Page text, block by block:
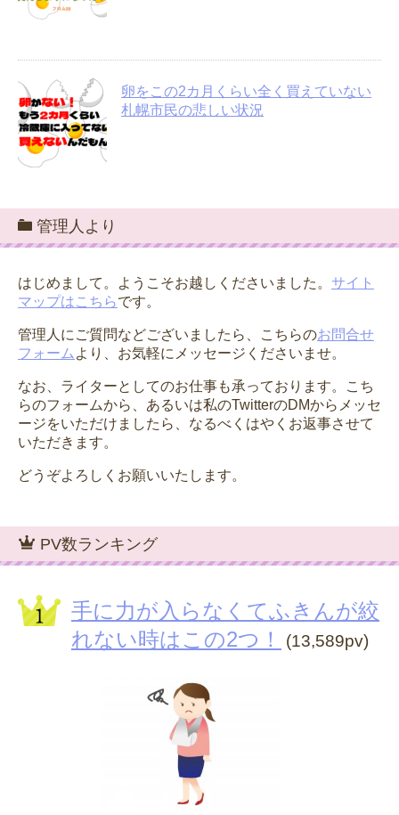
卵をこの2カ月くらい全く買えていない
札幌市民の悲しい状況
管理人より
はじめまして。ようこそお越しくださいました。 サイト
マップはこちらです。
管理人にご質問などございましたら、こちらのお問合せ
フォーム より、お気軽にメッセージくださいませ。
なお、ライターとしてのお仕事も承っております。こち
らのフォームから、あるいは私のTwitterのDMからメッセ
ージをいただけましたら、なるべくはやくお返事させて
いただきます。
どうぞよろしくお願いいたします。
PV数ランキング
手に力が入らなくてふきんが絞
れない時はこの2つ！
(13,589pv)